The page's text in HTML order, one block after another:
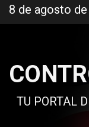
al
8 de agosto
TU PORTAL